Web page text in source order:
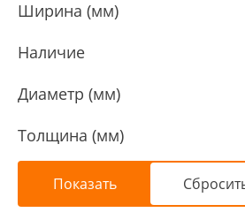
Ширина (мм)
Наличие
Диаметр (мм)
Толщина (мм)